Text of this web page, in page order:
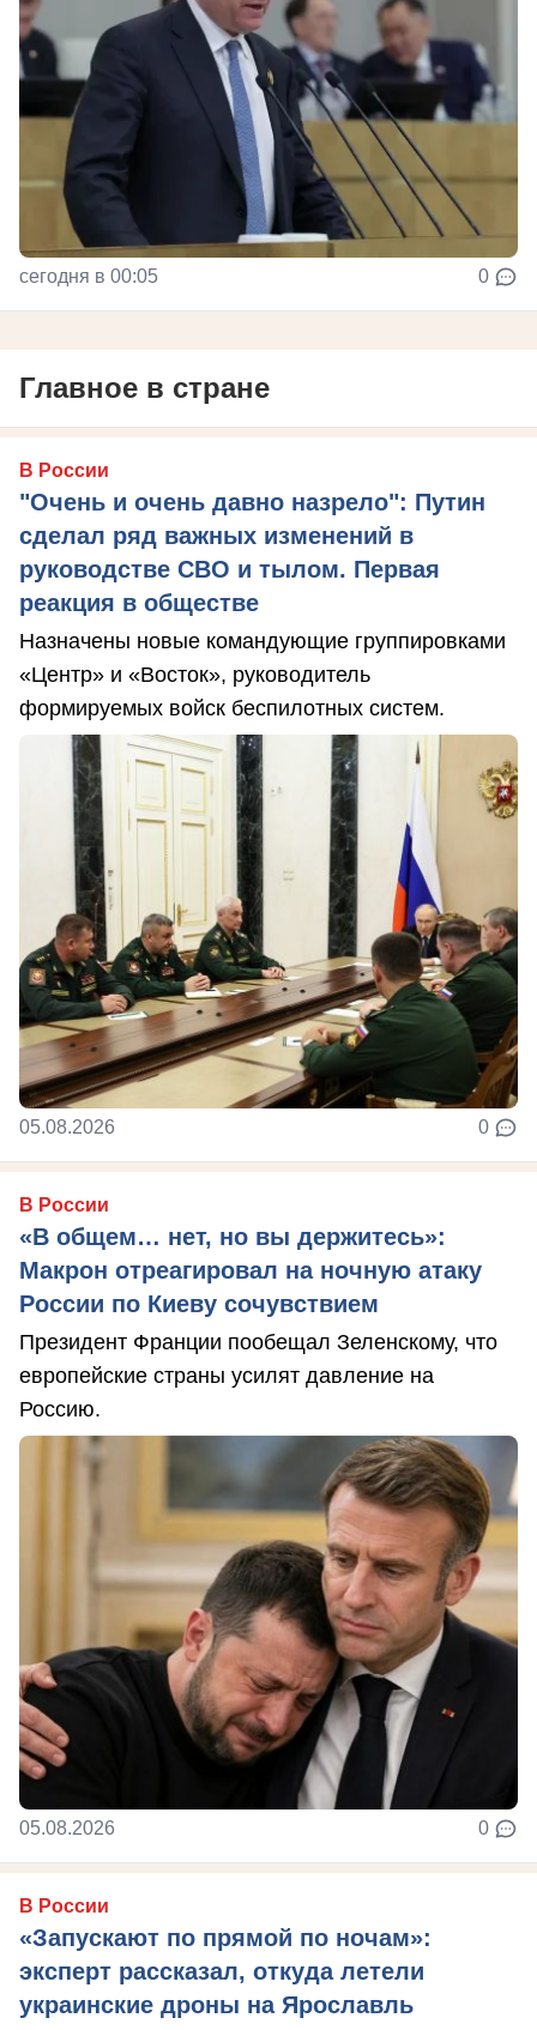
сегодня в 00:05 0
Главное в стране
В России
"Очень и очень давно назрело": Путин
сделал ряд важных изменений в
руководстве СВО и тылом. Первая
реакция в обществе
Назначены новые командующие группировками
«Центр» и «Восток», руководитель
формируемых войск беспилотных систем.
05.08.2026 0
В России
«В общем… нет, но вы держитесь»:
Макрон отреагировал на ночную атаку
России по Киеву сочувствием
Президент Франции пообещал Зеленскому, что
европейские страны усилят давление на
Россию.
05.08.2026 0
В России
«Запускают по прямой по ночам»:
эксперт рассказал, откуда летели
украинские дроны на Ярославль